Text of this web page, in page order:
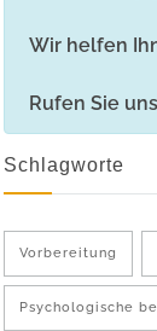
Wir helfen
Rufen Sie
Schlagworte
Vorbereitung
Psychologische